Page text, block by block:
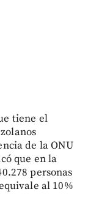
tiene el
de la ONU
que en la
personas
al 10%